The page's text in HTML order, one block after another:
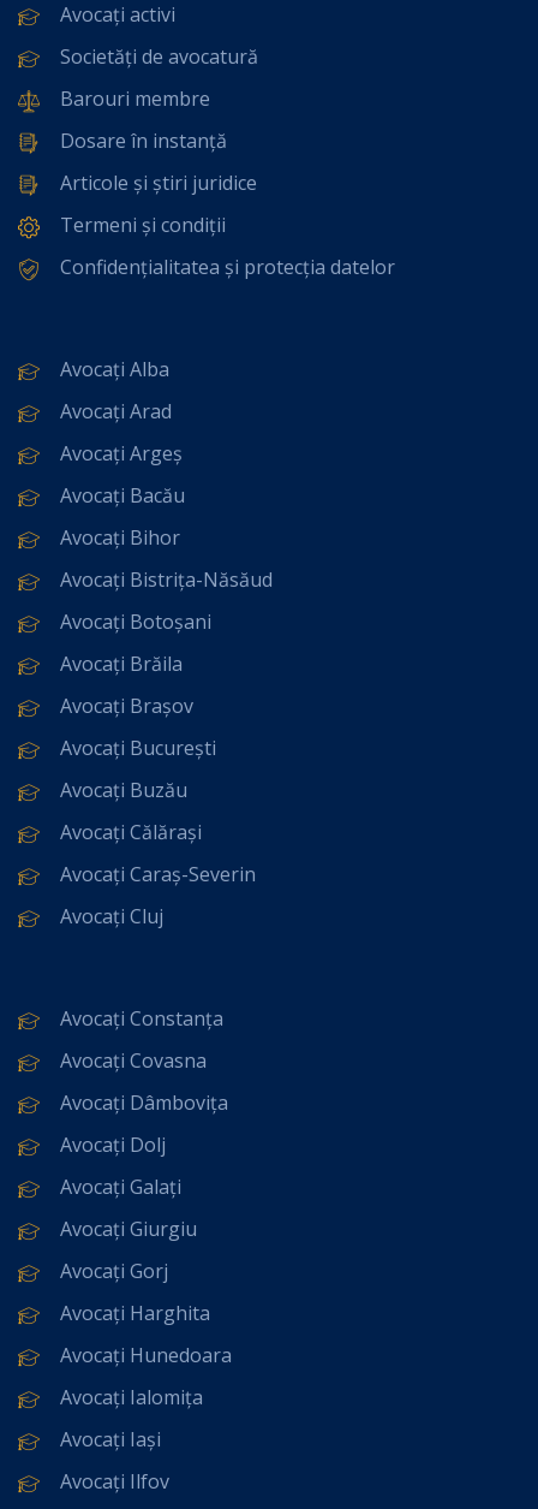
Avocați activi
Societăți de avocatură
Barouri membre
Dosare în instanță
Articole și știri juridice
Termeni și condiții
Confidențialitatea și protecția datelor
Avocați Alba
Avocați Arad
Avocați Argeș
Avocați Bacău
Avocați Bihor
Avocați Bistrița-Năsăud
Avocați Botoșani
Avocați Brăila
Avocați Brașov
Avocați București
Avocați Buzău
Avocați Călărași
Avocați Caraș-Severin
Avocați Cluj
Avocați Constanța
Avocați Covasna
Avocați Dâmbovița
Avocați Dolj
Avocați Galați
Avocați Giurgiu
Avocați Gorj
Avocați Harghita
Avocați Hunedoara
Avocați Ialomița
Avocați Iași
Avocați Ilfov